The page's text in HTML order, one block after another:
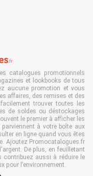
catalogues promotionnels
et lookbooks de tous
aucune promotion et vous
affaires, des remises et des
trouver toutes les
de soldes ou déstockages
le premier à afficher les
à votre boîte aux
en ligne quand vous êtes
Ajoutez Promocatalogues.fr
De plus, en feuilletant
contribuez aussi à réduire le
pour l’environnement.